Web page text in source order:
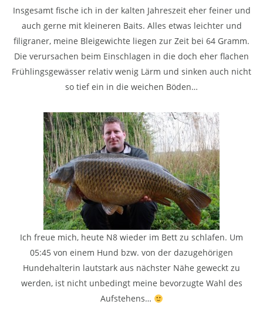
Insgesamt fische ich in der kalten Jahreszeit eher feiner und
auch gerne mit kleineren Baits. Alles etwas leichter und
filigraner, meine Bleigewichte liegen zur Zeit bei 64 Gramm.
Die verursachen beim Einschlagen in die doch eher flachen
Frühlingsgewässer relativ wenig Lärm und sinken auch nicht
so tief ein in die weichen Böden…
Ich freue mich, heute N8 wieder im Bett zu schlafen. Um
05:45 von einem Hund bzw. von der dazugehörigen
Hundehalterin lautstark aus nächster Nähe geweckt zu
werden, ist nicht unbedingt meine bevorzugte Wahl des
Aufstehens…